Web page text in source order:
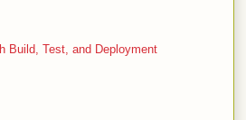
Build, Test, and Deployment